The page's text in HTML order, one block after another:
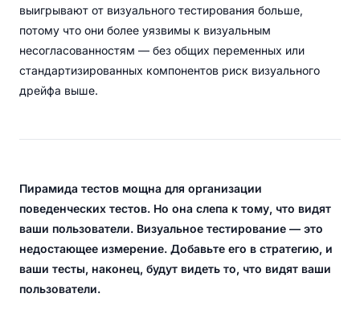
выигрывают от визуального тестирования больше,
потому что они более уязвимы к визуальным
несогласованностям — без общих переменных или
стандартизированных компонентов риск визуального
дрейфа выше.
Пирамида тестов мощна для организации
поведенческих тестов. Но она слепа к тому, что видят
ваши пользователи. Визуальное тестирование — это
недостающее измерение. Добавьте его в стратегию, и
ваши тесты, наконец, будут видеть то, что видят ваши
пользователи.